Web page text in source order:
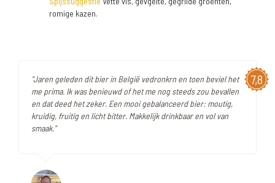
romige kazen.
7,8
"Jaren geleden dit bier in België vedronkrn en toen beviel het
me prima. Ik was benieuwd of het me nog steeds zou bevallen
en dat deed het zeker. Een mooi gebalanceerd bier: moutig,
kruidig, fruitig en licht bitter. Makkelijk drinkbaar en vol van
smaak."